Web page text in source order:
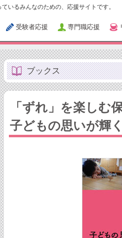
いるみんなのための、応援サイトです。
受験者応援 専門職応援
ブックス
「ずれ」を楽しむ
子どもの思いが輝